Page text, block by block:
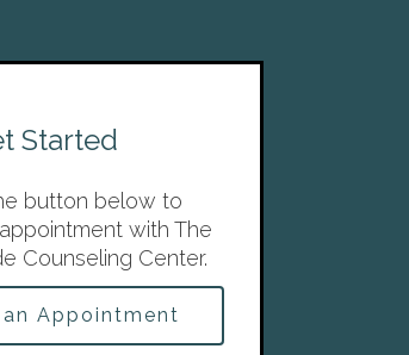
Started
button below to
with The
Counseling Center.
Appointment